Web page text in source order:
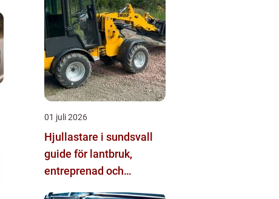
01 juli 2026
Hjullastare i sundsvall
guide för lantbruk,
entreprenad och